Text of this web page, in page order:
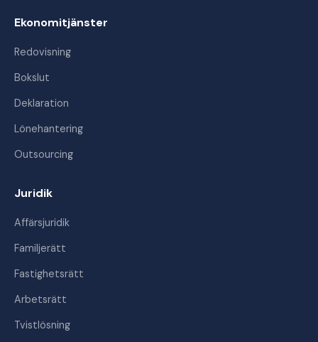
Ekonomitjänster
Redovisning
Bokslut
Deklaration
Lönehantering
Outsourcing
Juridik
Affärsjuridik
Familjerätt
Fastighetsrätt
Arbetsrätt
Tvistlösning